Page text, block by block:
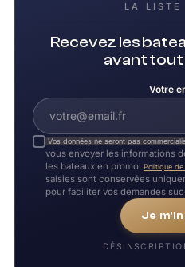
LA LISTE
Recevez les
avant tout
Votre
Vos données ne seront pas
vous envoyer les informations
les bateaux en promo. Politique de
saisies sont conservées
pour faciliter vos demandes
Je